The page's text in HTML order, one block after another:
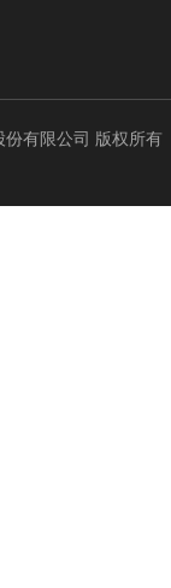
份有限公司 版权所